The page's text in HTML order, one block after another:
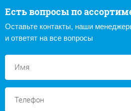
Есть вопросы по
Оставьте контакты, наши
и ответят на все вопросы